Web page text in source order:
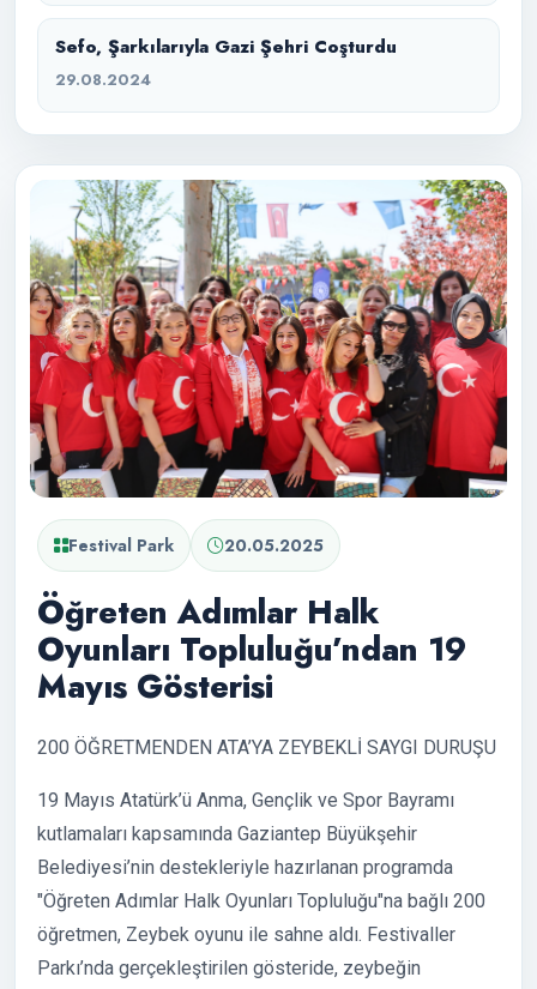
Festival Park 20.05.2025
Öğreten Adımlar Halk
Oyunları Topluluğu’ndan 19
Mayıs Gösterisi
200 ÖĞRETMENDEN ATA’YA ZEYBEKLİ SAYGI DURUŞU
19 Mayıs Atatürk’ü Anma, Gençlik ve Spor Bayramı
kutlamaları kapsamında Gaziantep Büyükşehir
Belediyesi’nin destekleriyle hazırlanan programda
"Öğreten Adımlar Halk Oyunları Topluluğu"na bağlı 200
öğretmen, Zeybek oyunu ile sahne aldı. Festivaller
Parkı’nda gerçekleştirilen gösteride, zeybeğin
Sefo, Şarkılarıyla Gazi Şehri Coşturdu
29.08.2024